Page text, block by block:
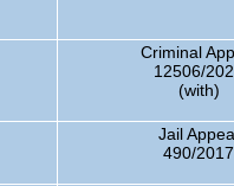
Criminal
12506/
(with)
Jail
490/2017